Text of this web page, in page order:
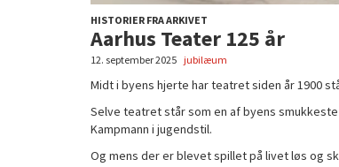
HISTORIER FRA ARKIVET
Aarhus Teater 125 år
12. september 2025 jubilæum
Midt i byens hjerte har teatret siden år 1900
Selve teatret står som en af byens
Kampmann i jugendstil.
Og mens der er blevet spillet på livet løs og